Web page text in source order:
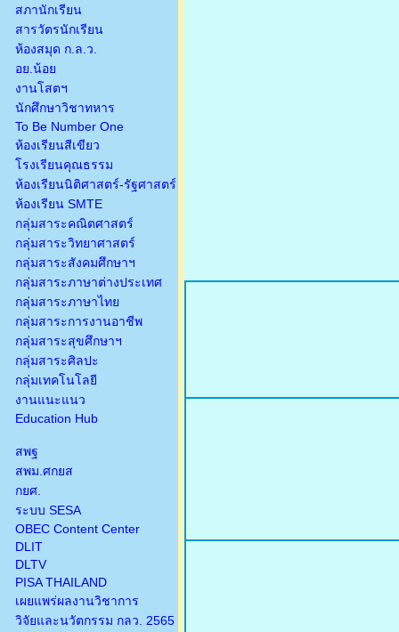
สภานักเรียน
สารวัตรนักเรียน
ห้องสมุด ก.ล.ว.
อย.น้อย
งานโสตฯ
นักศึกษาวิชาทหาร
To Be Number One
ห้องเรียนสีเขียว
โรงเรียนคุณธรรม
ห้องเรียนนิติศาสตร์-รัฐศาสตร์
ห้องเรียน SMTE
กลุ่มสาระคณิตศาสตร์
กลุ่มสาระวิทยาศาสตร์
กลุ่มสาระสังคมศึกษาฯ
กลุ่มสาระภาษาต่างประเทศ
กลุ่มสาระภาษาไทย
กลุ่มสาระการงานอาชีพ
กลุ่มสาระสุขศึกษาฯ
กลุ่มสาระศิลปะ
กลุ่มเทคโนโลยี
งานแนะแนว
Education Hub
สพฐ
สพม.ศกยส
กยศ.
ระบบ SESA
OBEC Content Center
DLIT
DLTV
PISA THAILAND
เผยแพร่ผลงานวิชาการ
วิจัยและนวัตกรรม กลว. 2565